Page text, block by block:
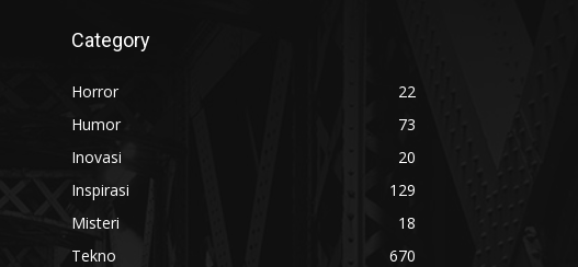
Category
Horror
22
Humor
73
Inovasi
20
Inspirasi
129
Misteri
18
Tekno
670